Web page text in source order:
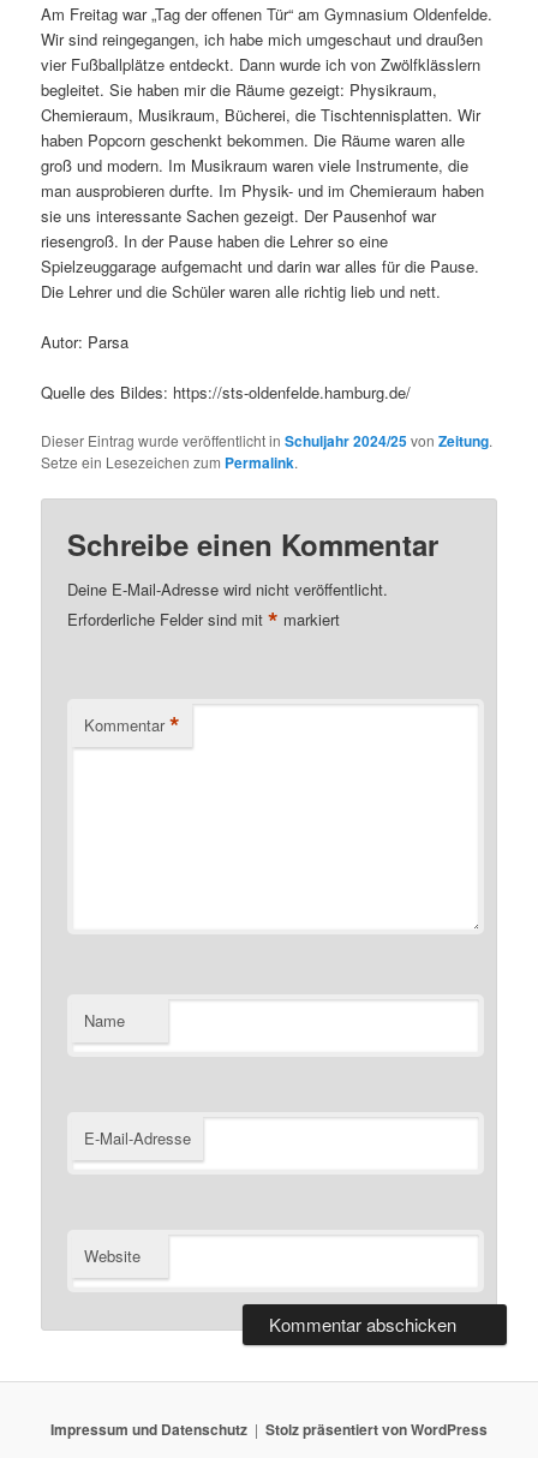
Am Freitag war „Tag der offenen Tür“ am Gymnasium Oldenfelde.
Wir sind reingegangen, ich habe mich umgeschaut und draußen
vier Fußballplätze entdeckt. Dann wurde ich von Zwölfklässlern
begleitet. Sie haben mir die Räume gezeigt: Physikraum,
Chemieraum, Musikraum, Bücherei, die Tischtennisplatten. Wir
haben Popcorn geschenkt bekommen. Die Räume waren alle
groß und modern. Im Musikraum waren viele Instrumente, die
man ausprobieren durfte. Im Physik- und im Chemieraum haben
sie uns interessante Sachen gezeigt. Der Pausenhof war
riesengroß. In der Pause haben die Lehrer so eine
Spielzeuggarage aufgemacht und darin war alles für die Pause.
Die Lehrer und die Schüler waren alle richtig lieb und nett.
Autor: Parsa
Quelle des Bildes: https://sts-oldenfelde.hamburg.de/
Dieser Eintrag wurde veröffentlicht inSchuljahr 2024/25vonZeitung.
Setze ein Lesezeichen zum Permalink.
Schreibe einen Kommentar
Deine E-Mail-Adresse wird nicht veröffentlicht.
Erforderliche Felder sind mit* markiert
Kommentar *
Name
E-Mail-Adresse
Website
Impressum und Datenschutz Stolz präsentiert von WordPress